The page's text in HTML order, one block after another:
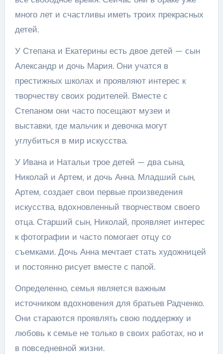
много лет и счастливы иметь троих прекрасных
детей.
У Степана и Екатерины есть двое детей — сын
Александр и дочь Мария. Они учатся в
престижных школах и проявляют интерес к
творчеству своих родителей. Вместе с
Степаном они часто посещают музеи и
выставки, где мальчик и девочка могут
углубиться в мир искусства.
У Ивана и Натальи трое детей — два сына,
Николай и Артем, и дочь Анна. Младший сын,
Артем, создает свои первые произведения
искусства, вдохновленный творчеством своего
отца. Старший сын, Николай, проявляет интерес
к фотографии и часто помогает отцу со
съемками. Дочь Анна мечтает стать художницей
и постоянно рисует вместе с папой.
Определенно, семья является важным
источником вдохновения для братьев Радченко.
Они стараются проявлять свою поддержку и
любовь к семье не только в своих работах, но и
в повседневной жизни.